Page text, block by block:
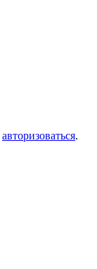
авторизоваться.